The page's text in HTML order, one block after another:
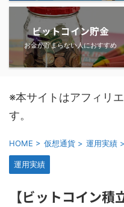
ビットコイン貯金
お金が貯まらない人におすすめ
※本サイトはアフィリ
す。
HOME > 仮想通貨 > 運用実績 >
運用実績
【ビットコイン